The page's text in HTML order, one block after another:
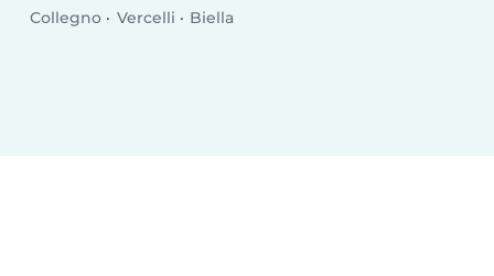
Collegno
Vercelli Biella